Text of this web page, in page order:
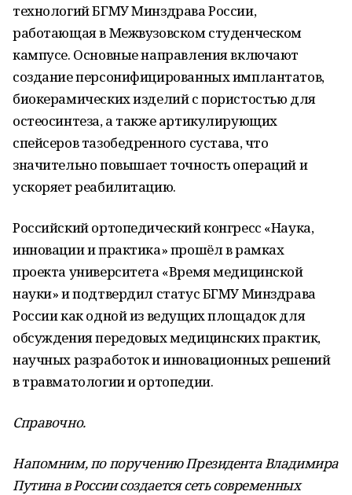
технологий БГМУ Минздрава России,
работающая в Межвузовском студенческом
кампусе. Основные направления включают
создание персонифицированных имплантатов,
биокерамических изделий с пористостью для
остеосинтеза, а также артикулирующих
спейсеров тазобедренного сустава, что
значительно повышает точность операций и
ускоряет реабилитацию.
Российский ортопедический конгресс «Наука,
инновации и практика» прошёл в рамках
проекта университета «Время медицинской
науки» и подтвердил статус БГМУ Минздрава
России как одной из ведущих площадок для
обсуждения передовых медицинских практик,
научных разработок и инновационных решений
в травматологии и ортопедии.
Справочно.
Напомним, по поручению Президента Владимира
Путина в России создается сеть современных